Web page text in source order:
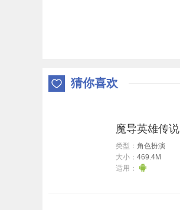
猜你喜欢
魔导英雄传说
类型： 角色扮演
大小： 469.4M
适用：